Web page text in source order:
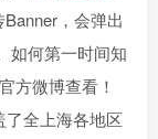
，会弹出
如何第一时间知
方微博查看！
全上海各地区